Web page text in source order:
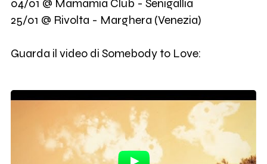
04/01 @ Mamamia Club - Senigallia
25/01 @ Rivolta - Marghera (Venezia)
Guarda il video di Somebody to Love: